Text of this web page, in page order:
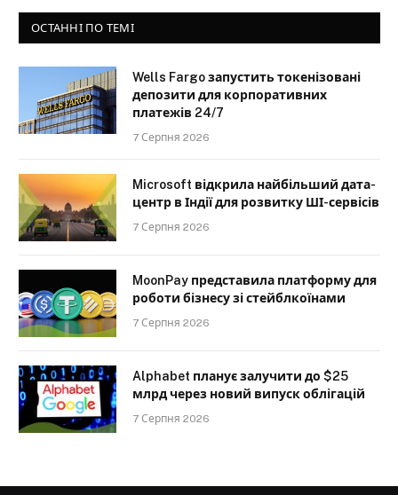
ОСТАННІ ПО ТЕМІ
Wells Fargo запустить токенізовані
депозити для корпоративних
платежів 24/7
7 Серпня 2026
Microsoft відкрила найбільший дата-
центр в Індії для розвитку ШІ-сервісів
7 Серпня 2026
MoonPay представила платформу для
роботи бізнесу зі стейблкоїнами
7 Серпня 2026
Alphabet планує залучити до $25
млрд через новий випуск облігацій
7 Серпня 2026